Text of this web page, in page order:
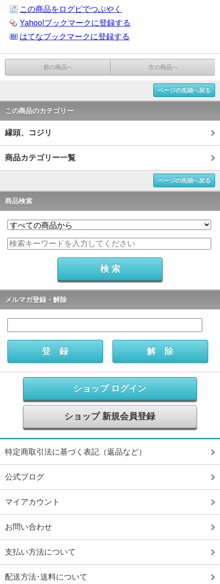
この商品をログピでつぶやく
Yahoo!ブックマークに登録する
はてなブックマークに登録する
前の商品へ 次の商品へ
ページの先頭へ戻る
この商品のカテゴリー
縁頭、コジリ
商品カテゴリー一覧
ページの先頭へ戻る
商品検索
メルマガ登録・解除
ショップ ログイン
ショップ 新規会員登録
特定商取引法に基づく表記（返品など）
公式ブログ
マイアカウント
お問い合わせ
支払い方法について
配送方法･送料について